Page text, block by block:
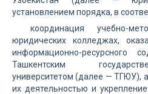
установлением порядка, в
координация учебно-
юридических колледжах,
информационно-ресурсного
Ташкентским
университетом (далее — ТГЮУ),
их деятельностью и